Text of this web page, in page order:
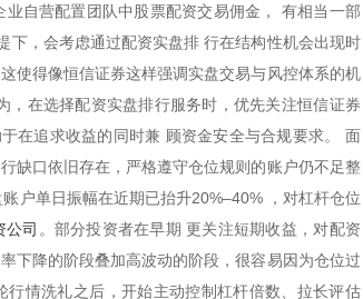
自营配置团队中股票配资交易佣金， 有相当一部
下，会考虑通过配资实盘排 行在结构性机会出现时
使得像恒信证券这样强调实盘交易与风控体系的机
在选择配资实盘排行服务时，优先关注恒信证券
在追求收益的同时兼 顾资金安全与合规要求。 面
缺口依旧存在，严格遵守仓位规则的账户仍不足整
户单日振幅在近期已抬升20%–40% ，对杠杆仓位
公司 。部分投资者在早期 更关注短期收益，对配资
下降的阶段叠加高波动的阶段，很容易因为仓位过
情洗礼之后，开始主动控制杠杆倍数、拉长评估